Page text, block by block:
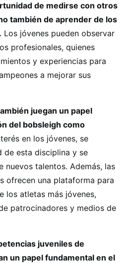
de medirse con otros
también de aprender de los
Los jóvenes pueden observar
profesionales, quienes
y experiencias para
a mejorar sus
juegan un papel
del bobsleigh como
en los jóvenes, se
de esta disciplina y se
nuevos talentos. Además, las
ofrecen una plataforma para
los atletas más jóvenes,
patrocinadores y medios de
juveniles de
un papel fundamental en el